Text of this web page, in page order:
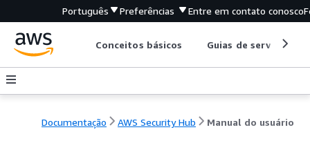
Português Preferências Entre em contato conosco
Conceitos básicos Guias de serviço
Documentação AWS Security Hub Manual do usuário